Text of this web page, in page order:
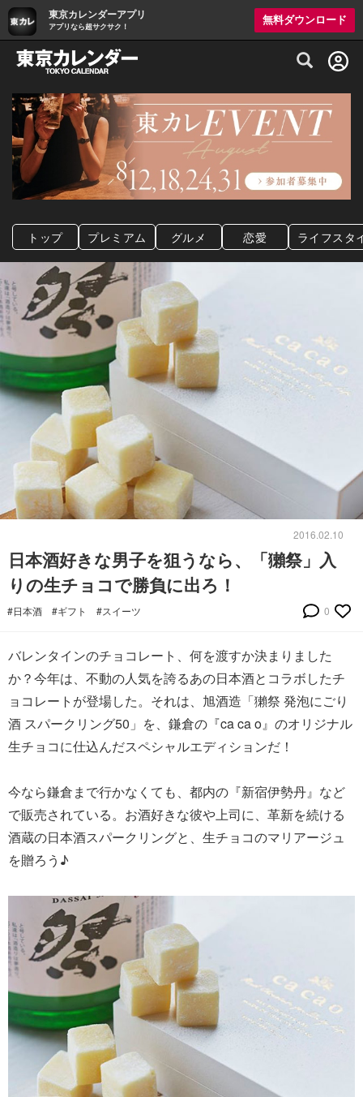
東京カレンダーアプリ
アプリなら超サクサク！
無料ダウンロード
グルメ情報・プレミアムレストラン予約
トップ プレミアム グルメ 恋愛 ライフスタ
2016.02.10
日本酒好きな男子を狙うなら、「獺祭」入
りの生チョコで勝負に出ろ！
#日本酒 #ギフト #スイーツ 0
バレンタインのチョコレート、何を渡すか決まりました
か？今年は、不動の人気を誇るあの日本酒とコラボしたチ
ョコレートが登場した。それは、旭酒造「獺祭 発泡にごり
酒 スパークリング50」を、鎌倉の『ca ca o』のオリジナル
生チョコに仕込んだスペシャルエディションだ！
今なら鎌倉まで行かなくても、都内の『新宿伊勢丹』など
で販売されている。お酒好きな彼や上司に、革新を続ける
酒蔵の日本酒スパークリングと、生チョコのマリアージュ
を贈ろう♪